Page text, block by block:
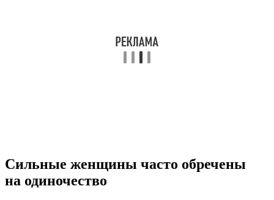
Сильные женщины часто обречены
на одиночество